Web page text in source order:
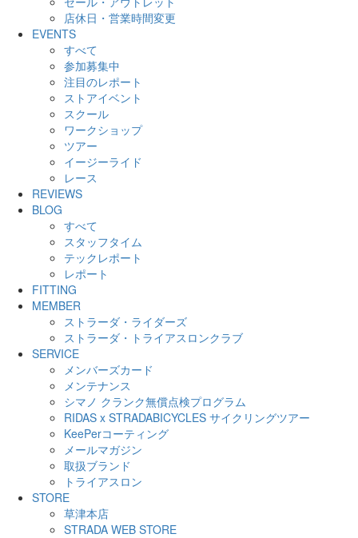
店休日・営業時間変更
EVENTS
すべて
参加募集中
注目のレポート
ストアイベント
スクール
ワークショップ
ツアー
イージーライド
レース
REVIEWS
BLOG
すべて
スタッフタイム
テックレポート
レポート
FITTING
MEMBER
ストラーダ・ライダーズ
ストラーダ・トライアスロンクラブ
SERVICE
メンバーズカード
メンテナンス
シマノ クランク無償点検プログラム
RIDAS x STRADABICYCLES サイクリングツアー
KeePerコーティング
メールマガジン
取扱ブランド
トライアスロン
STORE
草津本店
STRADA WEB STORE